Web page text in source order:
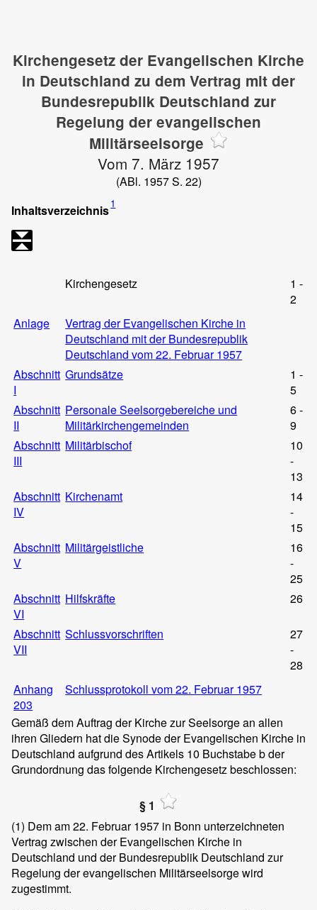
Kirchengesetz der Evangelischen Kirche
in Deutschland zu dem Vertrag mit der
Bundesrepublik Deutschland zur
Regelung der evangelischen
Militärseelsorge
Vom 7. März 1957
(ABl. 1957 S. 22)
Inhaltsverzeichnis1
Kirchengesetz
1 -
2
Anlage
Vertrag der Evangelischen Kirche in
Deutschland mit der Bundesrepublik
Deutschland vom 22. Februar 1957
Abschnitt
I
Grundsätze
1 -
5
Abschnitt
II
Personale Seelsorgebereiche und
Militärkirchengemeinden
6 -
9
Abschnitt
III
Militärbischof
10
-
13
Abschnitt
IV
Kirchenamt
14
-
15
Abschnitt
V
Militärgeistliche
16
-
25
Abschnitt
VI
Hilfskräfte 26
Abschnitt
VII
Schlussvorschriften
27
-
28
Anhang
203
Schlussprotokoll vom 22. Februar 1957
Gemäß dem Auftrag der Kirche zur Seelsorge an allen
ihren Gliedern hat die Synode der Evangelischen Kirche in
Deutschland aufgrund des Artikels 10 Buchstabe b der
Grundordnung das folgende Kirchengesetz beschlossen:
§ 1
(1) Dem am 22. Februar 1957 in Bonn unterzeichneten
Vertrag zwischen der Evangelischen Kirche in
Deutschland und der Bundesrepublik Deutschland zur
Regelung der evangelischen Militärseelsorge wird
zugestimmt.